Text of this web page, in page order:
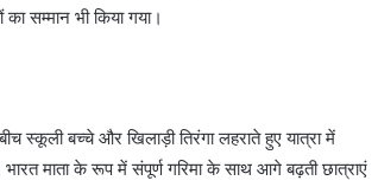
सम्मान भी किया गया।
स्कूली बच्चे और खिलाड़ी तिरंगा लहराते हुए यात्रा में
माता के रूप में संपूर्ण गरिमा के साथ आगे बढ़ती छात्राएं